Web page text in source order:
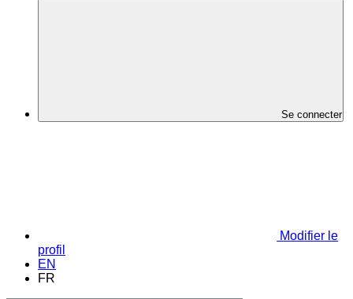
Se connecter
Modifier le
profil
EN
FR